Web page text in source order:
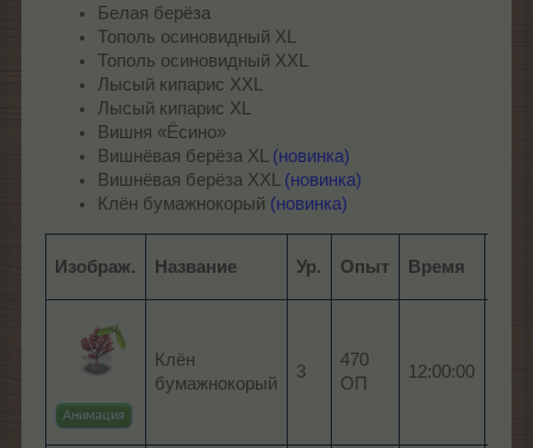
Белая берёза
Тополь осиновидный XL
Тополь осиновидный XXL
Лысый кипарис XXL
Лысый кипарис XL
Вишня «Ёсино»
Вишнёвая берёза XL (новинка)
Вишнёвая берёза XXL (новинка)
Клён бумажнокорый (новинка)
Изображ. Название Ур. Опыт Время
Анимация
Клён
бумажнокорый
3
470
ОП
12:00:00